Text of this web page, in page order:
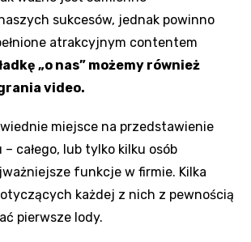
sukcesów, jednak powinno
atrakcyjnym contentem
„o nas” możemy również
video.
miejsce na przedstawienie
– całego, lub tylko kilku osób
funkcje w firmie. Kilka
każdej z nich z pewnością
pierwsze lody.